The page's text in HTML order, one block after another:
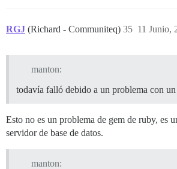
RGJ (Richard - Communiteq) 11 Junio,
35
manton:
todavía falló debido a un problema con
Esto no es un problema de gem de ruby, es
servidor de base de datos.
manton: